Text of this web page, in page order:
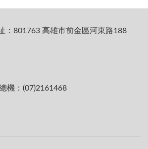
：801763 高雄市前金區河東路188
機：(07)2161468